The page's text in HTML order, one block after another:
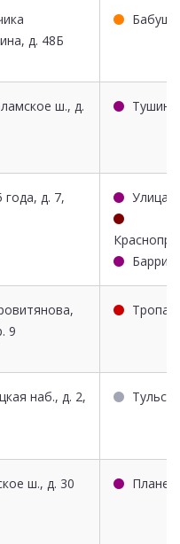
д. 48Б
ш., д.
года, д. 7,
Улица
9
наб., д. 2,
ш., д. 30